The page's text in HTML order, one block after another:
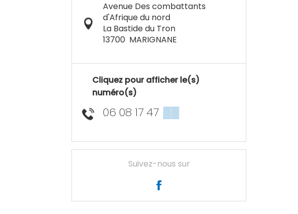
Avenue Des combattants
d'Afrique du nord
La Bastide du Tron
13700 MARIGNANE
Cliquez pour afficher le(s)
numéro(s)
06 08 17 47 ▒▒
Suivez-nous sur